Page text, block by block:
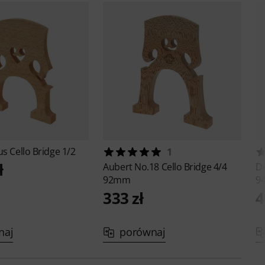
Cello Bridge 1/2
1
Aubert No.18 Cello Bridge 4/4
92mm
333 zł
porównaj